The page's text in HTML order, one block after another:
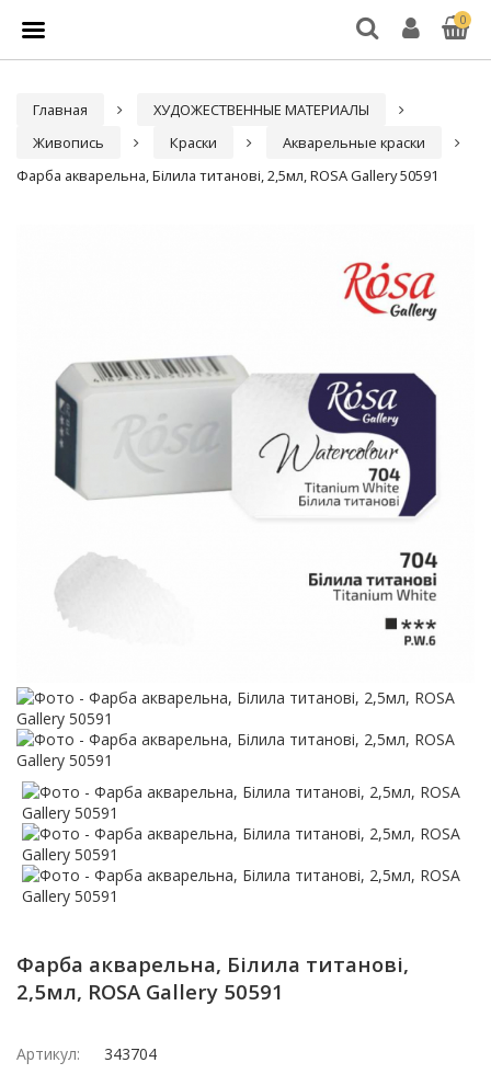
0
Главная
ХУДОЖЕСТВЕННЫЕ МАТЕРИАЛЫ
Живопись
Краски
Акварельные краски
Фарба акварельна, Білила титанові, 2,5мл, ROSA Gallery 50591
Фарба акварельна, Білила титанові,
2,5мл, ROSA Gallery 50591
Артикул:
343704